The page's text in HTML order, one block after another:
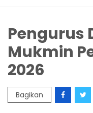
Pengurus
Mukmin
2026
Bagikan